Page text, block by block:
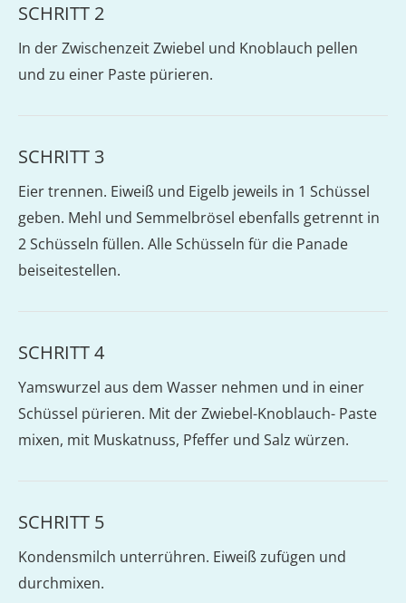
SCHRITT 2
In der Zwischenzeit Zwiebel und Knoblauch pellen
und zu einer Paste pürieren.
SCHRITT 3
Eier trennen. Eiweiß und Eigelb jeweils in 1 Schüssel
geben. Mehl und Semmelbrösel ebenfalls getrennt in
2 Schüsseln füllen. Alle Schüsseln für die Panade
beiseitestellen.
SCHRITT 4
Yamswurzel aus dem Wasser nehmen und in einer
Schüssel pürieren. Mit der Zwiebel-Knoblauch- Paste
mixen, mit Muskatnuss, Pfeffer und Salz würzen.
SCHRITT 5
Kondensmilch unterrühren. Eiweiß zufügen und
durchmixen.